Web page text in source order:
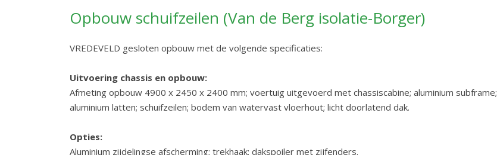
Opbouw schuifzeilen (Van de Berg isolatie-Borger)
VREDEVELD gesloten opbouw met de volgende specificaties:
Uitvoering chassis en opbouw:
Afmeting opbouw 4900 x 2450 x 2400 mm; voertuig uitgevoerd met chassiscabine; aluminium subframe;
aluminium latten; schuifzeilen; bodem van watervast vloerhout; licht doorlatend dak.
Opties:
Aluminium zijdelingse afscherming; trekhaak; dakspoiler met zijfenders.